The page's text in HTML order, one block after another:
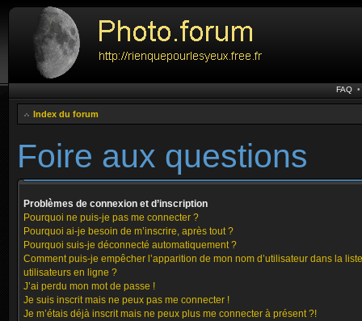
FAQ
Index du forum
Foire aux questions
Problèmes de connexion et d’inscription
Pourquoi ne puis-je pas me connecter ?
Pourquoi ai-je besoin de m’inscrire, après tout ?
Pourquoi suis-je déconnecté automatiquement ?
Comment puis-je empêcher l’apparition de mon nom d’utilisateur dans la
utilisateurs en ligne ?
J’ai perdu mon mot de passe !
Je suis inscrit mais ne peux pas me connecter !
Je m’étais déjà inscrit mais ne peux plus me connecter à présent ?!